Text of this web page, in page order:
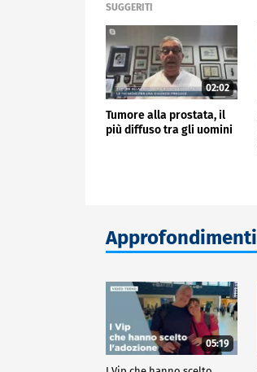
SUGGERITI
02:02
Tumore alla prostata, il
più diffuso tra gli uomini
Approfondimenti
05:19